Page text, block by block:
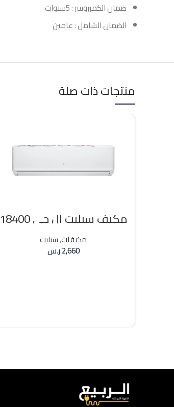
ضمان الكمبروسر : 5سنوات
الضمان الشامل : عامين
منتجات ذات صلة
مكيف سبليت ال جي 18400 وحده بارد
مكيفات,سبليت
2,660ر.س